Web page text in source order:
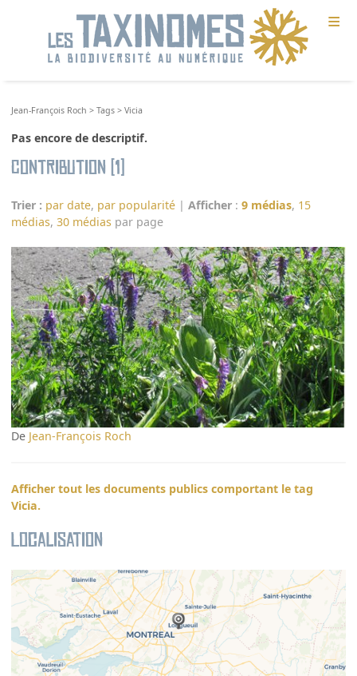
≡
Jean-François Roch >Tags >Vicia
Pas encore de descriptif.
Contribution (1)
Trier : par date, par popularité |Afficher :9 médias, 15
médias,30 médias par page
De Jean-François Roch
Afficher tout les documents publics comportant le tag
Vicia.
Localisation